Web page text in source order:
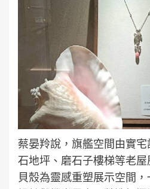
蔡晏羚說，旗艦空間由實
石地坪、磨石子樓梯等老
貝殼為靈感重塑展示空間